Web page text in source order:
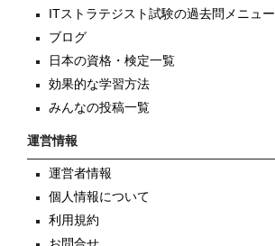
ITストラテジスト試験の過去問メニュー
ブログ
日本の資格・検定一覧
効果的な学習方法
みんなの投稿一覧
運営情報
運営者情報
個人情報について
利用規約